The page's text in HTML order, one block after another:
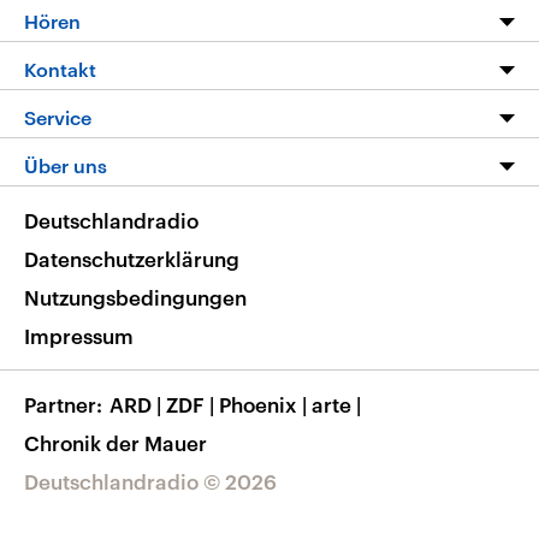
Programm
Die Nachrichten
Nachrichtenleicht
Neue Beiträge auf dlf.de
Hören
Livestream
Podcasts
Deutschlandfunk App
Nachrichten App
Frequenzen
Kontakt
Hörerservice
Service
FAQ
Veranstaltungen
Musikliste
RSS
Über uns
Barrierefreiheit
Deutschlandradio © 2026
Deutschlandradio
Datenschutzerklärung
Nutzungsbedingungen
Impressum
Partner ARD | ZDF | Phoenix | arte |
Chronik der Mauer